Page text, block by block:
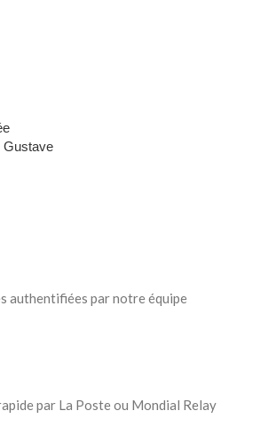
Gustave
authentifiées par notre équipe
par La Poste ou Mondial Relay